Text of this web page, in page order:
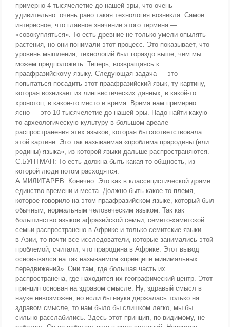
примерно 4 тысячелетие до нашей эры, что очень
удивительно: очень рано такая технология возникла. Самое
интересное, что главное значение этого термина —
«совокупляться». То есть древние не только умели опылять
растения, но они понимали этот процесс. Это показывает, что
уровень мышления, технологий был гораздо выше, чем мы
можем предположить. Теперь, возвращаясь к
праафразийскому языку. Следующая задача — это
попытаться посадить этот праафразийский язык, ту картину,
которая возникает из лингвистических данных, в какой-то
хронотоп, в какое-то место и время. Время нам примерно
ясно — это 10 тысячелетие до нашей эры. Надо найти какую-
то археологическую культуру в большом ареале
распространения этих языков, которая бы соответствовала
этой картине. Это так называемая «проблема прародины (или
родины) языка», из которой языки дальше распространяются.
С.БУНТМАН: То есть должна быть какая-то общность, из
которой люди потом расходятся.
А.МИЛИТАРЕВ: Конечно. Это как в классицистической драме:
единство времени и места. Должно быть какое-то племя,
которое говорило на этом праафразийском языке, который был
обычным, нормальным человеческим языком. Так как
большинство языков афразийской семьи, семито-хамитской
семьи распространено в Африке и только семитские языки —
в Азии, то почти все исследователи, которые занимались этой
проблемой, считали, что прародина в Африке. Этот вывод
основывался на так называемом «принципе минимальных
передвижений». Они там, где большая часть их
распространена, где находится их географический центр. Этот
принцип основан на здравом смысле. Ну, здравый смысл в
науке невозможен, но если бы наука держалась только на
здравом смысле, то нам было бы слишком легко, мы бы
сильно расслабились. Здесь этот принцип, по-видимому, не